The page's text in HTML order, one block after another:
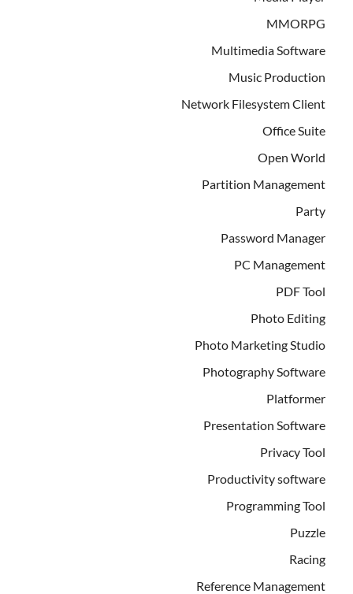
MMORPG
Multimedia Software
Music Production
Network Filesystem Client
Office Suite
Open World
Partition Management
Party
Password Manager
PC Management
PDF Tool
Photo Editing
Photo Marketing Studio
Photography Software
Platformer
Presentation Software
Privacy Tool
Productivity software
Programming Tool
Puzzle
Racing
Reference Management